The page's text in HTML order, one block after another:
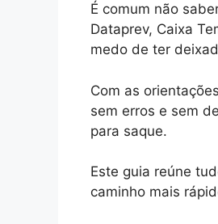
É comum não
Dataprev, Caixa
medo de ter
Com as
sem erros e sem
para saque.
Este guia reúne
caminho mais